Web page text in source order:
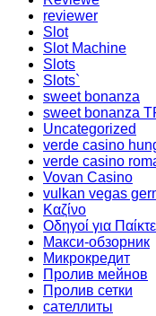
reviewer
Slot
Slot Machine
Slots
Slots`
sweet bonanza
sweet bonanza
Uncategorized
verde casino
verde casino
Vovan Casino
vulkan vegas
Καζίνο
Οδηγοί για
Макси-обзорник
Микрокредит
Пролив мейнов
Пролив сетки
сателлиты